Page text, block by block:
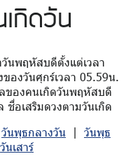
กิดวัน
นพฤหัสบดีตั้งแต่เวลา
องวันศุกร์เวลา 05.59น.
ของคนเกิดวันพฤหัสบดี
อเสริมดวงตามวันเกิด
วันพุธกลางวัน | วันพุธ
วันเสาร์